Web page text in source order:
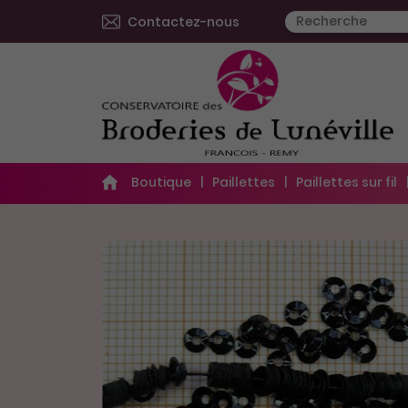
Contactez-nous
Boutique Paillettes Paillettes sur fil